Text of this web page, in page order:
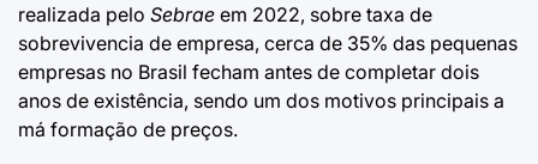
realizada pelo Sebrae em 2022, sobre taxa de
sobrevivencia de empresa, cerca de 35% das pequenas
empresas no Brasil fecham antes de completar dois
anos de existência, sendo um dos motivos principais a
má formação de preços.